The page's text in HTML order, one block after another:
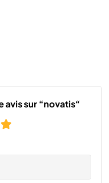
avis sur “novatis“